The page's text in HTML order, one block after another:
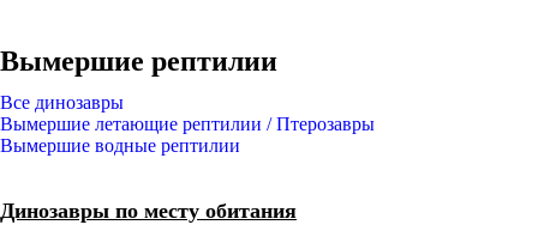
Вымершие рептилии
Все динозавры
Вымершие летающие рептилии / Птерозавры
Вымершие водные рептилии
Динозавры по месту обитания